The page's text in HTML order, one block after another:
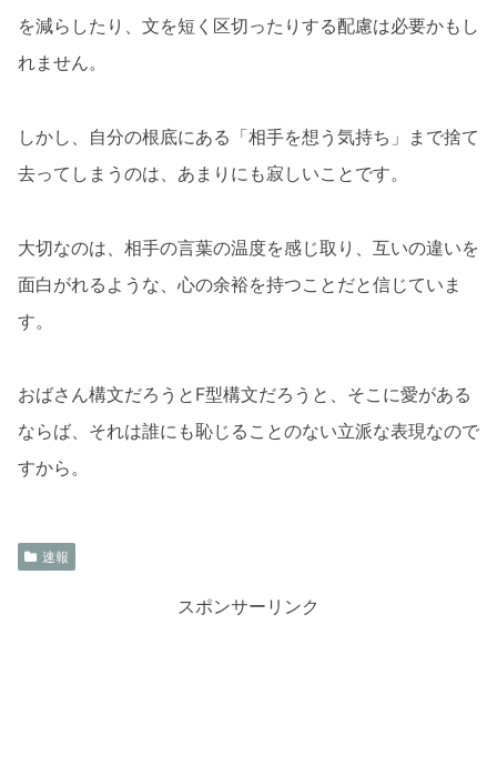
を減らしたり、文を短く区切ったりする配慮は必要かもし
れません。
しかし、自分の根底にある「相手を想う気持ち」まで捨て
去ってしまうのは、あまりにも寂しいことです。
大切なのは、相手の言葉の温度を感じ取り、互いの違いを
面白がれるような、心の余裕を持つことだと信じていま
す。
おばさん構文だろうとF型構文だろうと、そこに愛がある
ならば、それは誰にも恥じることのない立派な表現なので
すから。
速報
スポンサーリンク